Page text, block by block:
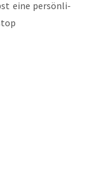
eine per­sön­li­